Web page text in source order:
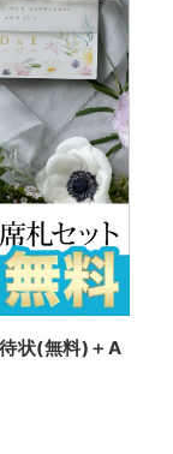
状(無料)＋A